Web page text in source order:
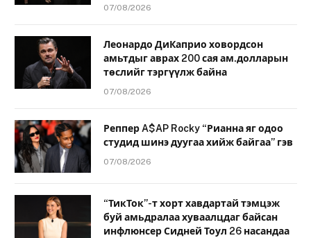
07/08/2026
Леонардо ДиКаприо ховордсон
амьтдыг аврах 200 сая ам.долларын
төслийг тэргүүлж байна
07/08/2026
Реппер A$AP Rocky “Рианна яг одоо
студид шинэ дуугаа хийж байгаа” гэв
07/08/2026
“ТикТок”-т хорт хавдартай тэмцэж
буй амьдралаа хуваалцдаг байсан
инфлюнсер Сидней Тоул 26 насандаа